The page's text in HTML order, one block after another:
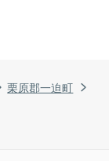
栗原郡一迫町